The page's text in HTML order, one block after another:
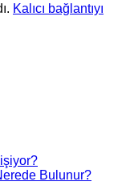
Kalıcı bağlantıyı
Bulunur?